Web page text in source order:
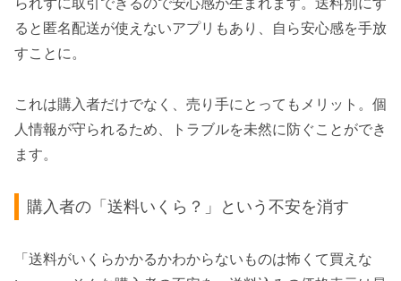
られずに取引できるので安心感が生まれます。送料別にす
ると匿名配送が使えないアプリもあり、自ら安心感を手放
すことに。
これは購入者だけでなく、売り手にとってもメリット。個
人情報が守られるため、トラブルを未然に防ぐことができ
ます。
購入者の「送料いくら？」という不安を消す
「送料がいくらかかるかわからないものは怖くて買えな